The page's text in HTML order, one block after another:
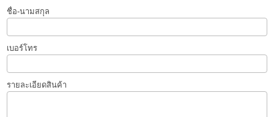
ชื่อ-นามสกุล
เบอร์โทร
รายละเอียดสินค้า